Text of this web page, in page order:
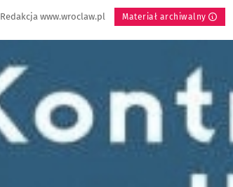
Autor:
Redakcja www.wroclaw.pl Materiał archiwalny